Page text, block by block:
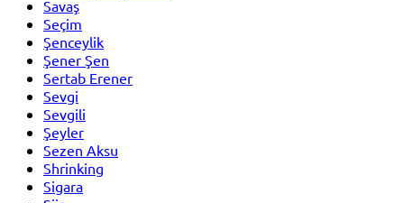
Savaş
Seçim
Şenceylik
Şener Şen
Sertab Erener
Sevgi
Sevgili
Şeyler
Sezen Aksu
Shrinking
Sigara